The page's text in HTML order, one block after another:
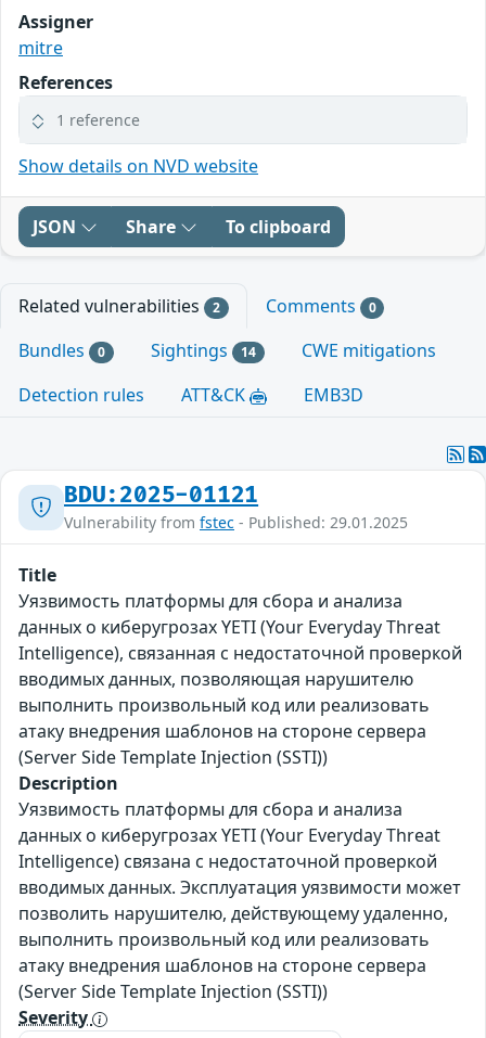
Assigner
mitre
References
1 reference
Show details on NVD website
JSON Share To clipboard
Related vulnerabilities 2 Comments 0
Bundles 0 Sightings 14
CWE mitigations
Detection rules
ATT&CK EMB3D
BDU:2025-01121
Vulnerability from fstec - Published: 29.01.2025
Title
Уязвимость платформы для сбора и анализа
данных о киберугрозах YETI (Your Everyday Threat
Intelligence), связанная с недостаточной проверкой
вводимых данных, позволяющая нарушителю
выполнить произвольный код или реализовать
атаку внедрения шаблонов на стороне сервера
(Server Side Template Injection (SSTI))
Description
Уязвимость платформы для сбора и анализа
данных о киберугрозах YETI (Your Everyday Threat
Intelligence) связана с недостаточной проверкой
вводимых данных. Эксплуатация уязвимости может
позволить нарушителю, действующему удаленно,
выполнить произвольный код или реализовать
атаку внедрения шаблонов на стороне сервера
(Server Side Template Injection (SSTI))
Severity